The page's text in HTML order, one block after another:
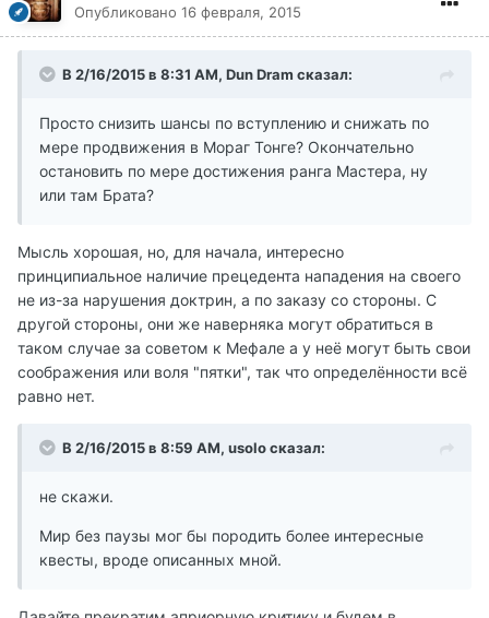
Опубликовано 16 февраля, 2015
В 2/16/2015 в 8:31 AM, Dun Dram сказал:
Просто снизить шансы по вступлению и снижать по
мере продвижения в Мораг Тонге? Окончательно
остановить по мере достижения ранга Мастера, ну
или там Брата?
Мысль хорошая, но, для начала, интересно
принципиальное наличие прецедента нападения на своего
не из-за нарушения доктрин, а по заказу со стороны. С
другой стороны, они же наверняка могут обратиться в
таком случае за советом к Мефале а у неё могут быть свои
соображения или воля "пятки", так что определённости всё
равно нет.
В 2/16/2015 в 8:59 AM, usolo сказал:
не скажи.
Мир без паузы мог бы породить более интересные
квесты, вроде описанных мной.